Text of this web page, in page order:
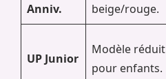
Anniv.
beige/rouge.
UP Junior
Modèle réduit
pour enfants.